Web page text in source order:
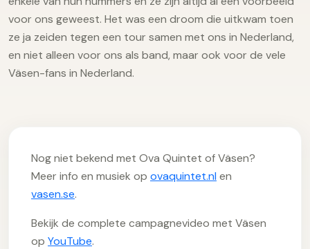
voor ons geweest. Het was een droom die uitkwam toen
ze ja zeiden tegen een tour samen met ons in Nederland,
en niet alleen voor ons als band, maar ook voor de vele
Väsen-fans in Nederland.
Nog niet bekend met Ova Quintet of Väsen?
Meer info en musiek op ovaquintet.nl en
vasen.se.
Bekijk de complete campagnevideo met Väsen
op YouTube.